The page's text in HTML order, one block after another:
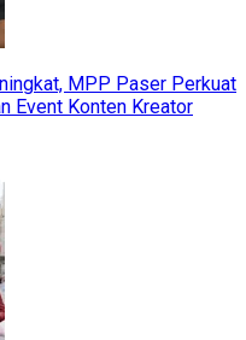
MPP Paser Perkuat
Event Konten Kreator